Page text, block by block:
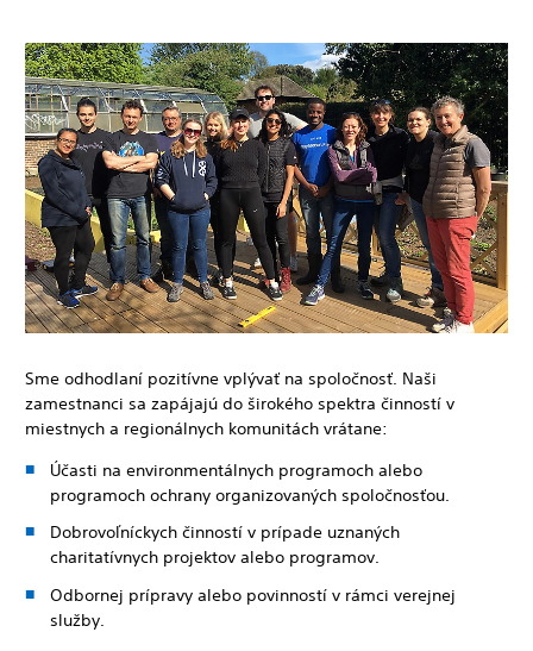
Sme odhodlaní pozitívne vplývať na spoločnosť. Naši
zamestnanci sa zapájajú do širokého spektra činností v
miestnych a regionálnych komunitách vrátane:
Účasti na environmentálnych programoch alebo
programoch ochrany organizovaných spoločnosťou.
Dobrovoľníckych činností v prípade uznaných
charitatívnych projektov alebo programov.
Odbornej prípravy alebo povinností v rámci verejnej
služby.